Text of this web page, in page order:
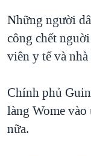
Những người
công chết
viên y tế và nhà
Chính phủ
làng Wome
nữa.